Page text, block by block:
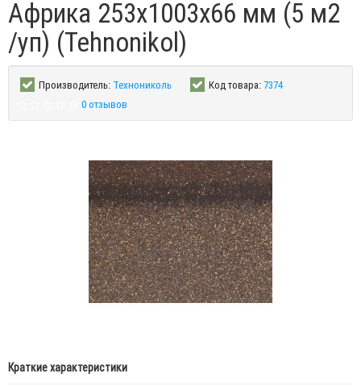
Африка 253x1003x66 мм (5 м2
/уп) (Tehnonikol)
Производитель: Технониколь Код товара:7374
0 отзывов
Краткие характеристики